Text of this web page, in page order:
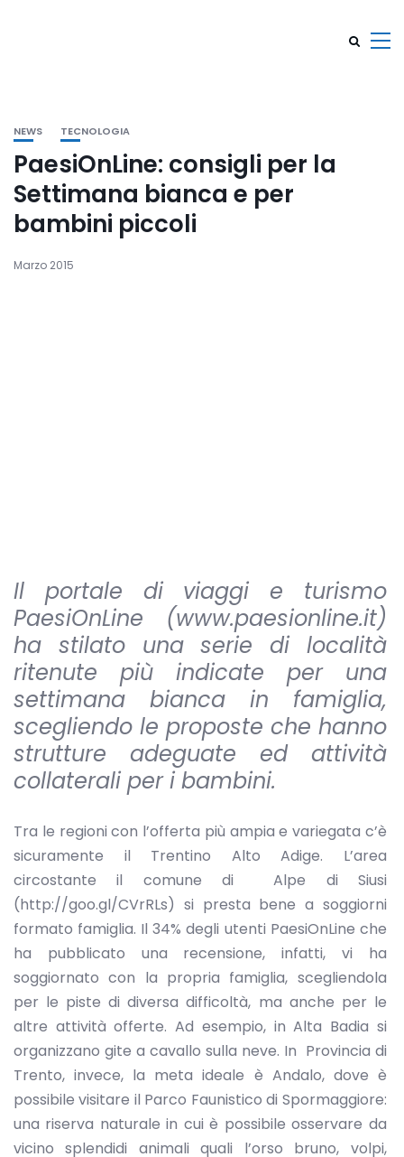
NEWS TECNOLOGIA
PaesiOnLine: consigli per la
Settimana bianca e per
bambini piccoli
Marzo 2015
Il portale di viaggi e turismo
PaesiOnLine (www.paesionline.it)
ha stilato una serie di località
ritenute più indicate per una
settimana bianca in famiglia,
scegliendo le proposte che hanno
strutture adeguate ed attività
collaterali per i bambini.
Tra le regioni con l’offerta più ampia e variegata c’è
sicuramente il Trentino Alto Adige. L’area
circostante il comune di Alpe di Siusi
(http://goo.gl/CVrRLs) si presta bene a soggiorni
formato famiglia. Il 34% degli utenti PaesiOnLine che
ha pubblicato una recensione, infatti, vi ha
soggiornato con la propria famiglia, scegliendola
per le piste di diversa difficoltà, ma anche per le
altre attività offerte. Ad esempio, in Alta Badia si
organizzano gite a cavallo sulla neve. In Provincia di
Trento, invece, la meta ideale è Andalo, dove è
possibile visitare il Parco Faunistico di Spormaggiore:
una riserva naturale in cui è possibile osservare da
vicino splendidi animali quali l’orso bruno, volpi,